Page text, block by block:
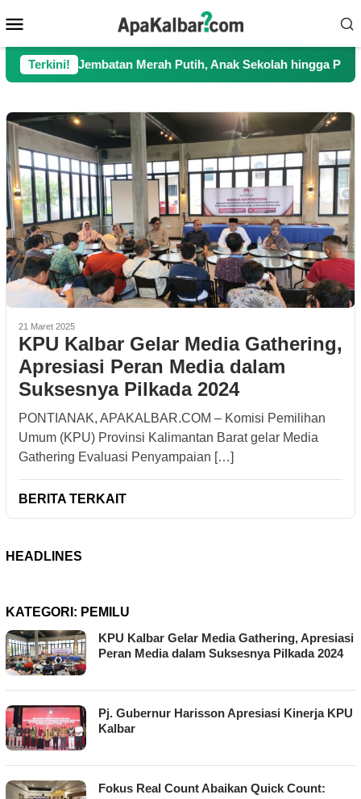
ke
kontenMobile
Terkini!
Jembatan Merah Putih, Anak Sekolah hingga Petani Kini
21 Maret 2025
KPU Kalbar Gelar Media Gathering,
Apresiasi Peran Media dalam
Suksesnya Pilkada 2024
PONTIANAK, APAKALBAR.COM – Komisi Pemilihan
Umum (KPU) Provinsi Kalimantan Barat gelar Media
Gathering Evaluasi Penyampaian […]
BERITA TERKAIT
HEADLINES
KATEGORI: PEMILU
KPU Kalbar Gelar Media Gathering, Apresiasi
Peran Media dalam Suksesnya Pilkada 2024
Pj. Gubernur Harisson Apresiasi Kinerja KPU
Kalbar
Fokus Real Count Abaikan Quick Count: